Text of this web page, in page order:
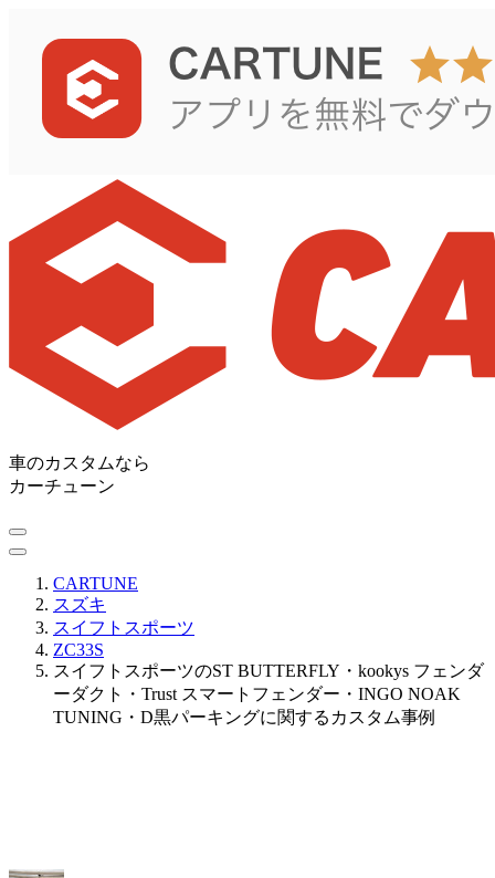
車のカスタムなら
カーチューン
CARTUNE
スズキ
スイフトスポーツ
ZC33S
スイフトスポーツのST BUTTERFLY・kookys フェンダ
ーダクト・Trust スマートフェンダー・INGO NOAK
TUNING・D黒パーキングに関するカスタム事例